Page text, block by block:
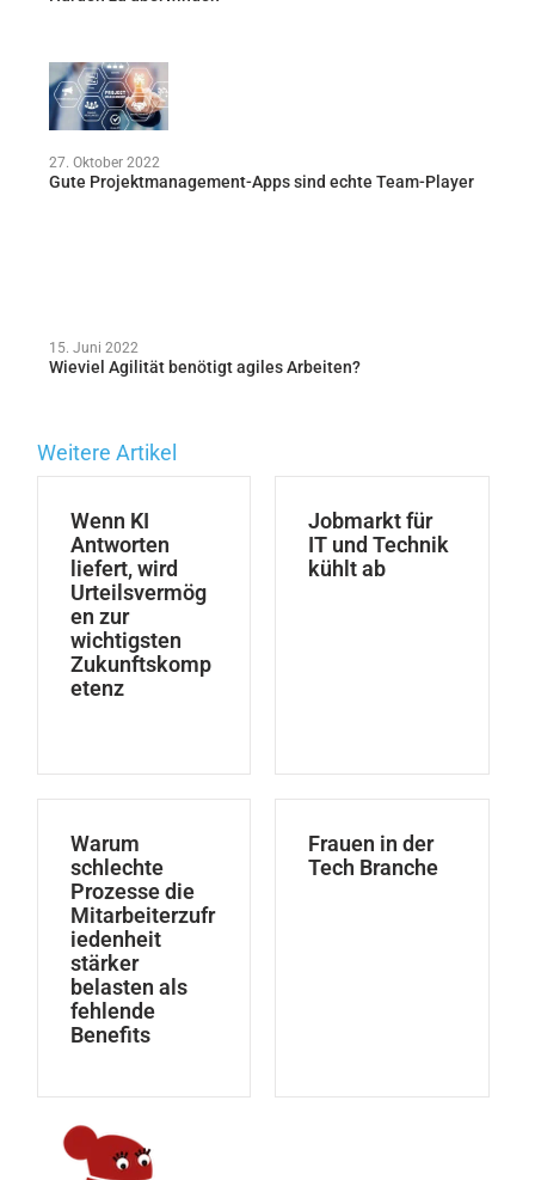
27. Oktober 2022
Gute Projektmanagement-Apps sind echte Team-Player
15. Juni 2022
Wieviel Agilität benötigt agiles Arbeiten?
Weitere Artikel
Wenn KI
Antworten
liefert, wird
Urteilsvermög
en zur
wichtigsten
Zukunftskomp
etenz
Jobmarkt für
IT und Technik
kühlt ab
Warum
schlechte
Prozesse die
Mitarbeiterzufr
iedenheit
stärker
belasten als
fehlende
Benefits
Frauen in der
Tech Branche